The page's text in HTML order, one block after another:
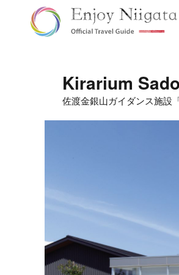
Kirarium Sado
佐渡金銀山ガイダンス施設